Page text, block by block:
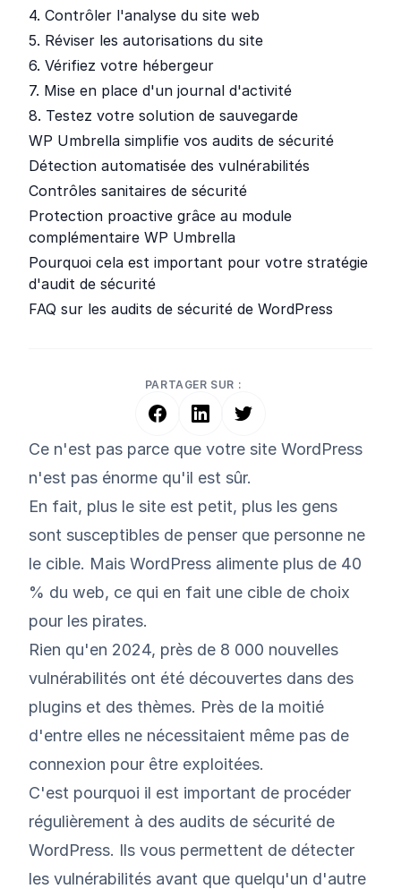
4. Contrôler l'analyse du site web
5. Réviser les autorisations du site
6. Vérifiez votre hébergeur
7. Mise en place d'un journal d'activité
8. Testez votre solution de sauvegarde
WP Umbrella simplifie vos audits de sécurité
Détection automatisée des vulnérabilités
Contrôles sanitaires de sécurité
Protection proactive grâce au module
complémentaire WP Umbrella
Pourquoi cela est important pour votre stratégie
d'audit de sécurité
FAQ sur les audits de sécurité de WordPress
PARTAGER SUR :
Ce n'est pas parce que votre site WordPress
n'est pas énorme qu'il est sûr.
En fait, plus le site est petit, plus les gens
sont susceptibles de penser que personne ne
le cible. Mais WordPress alimente plus de 40
% du web, ce qui en fait une cible de choix
pour les pirates.
Rien qu'en 2024, près de 8 000 nouvelles
vulnérabilités ont été découvertes dans des
plugins et des thèmes. Près de la moitié
d'entre elles ne nécessitaient même pas de
connexion pour être exploitées.
C'est pourquoi il est important de procéder
régulièrement à des audits de sécurité de
WordPress. Ils vous permettent de détecter
les vulnérabilités avant que quelqu'un d'autre